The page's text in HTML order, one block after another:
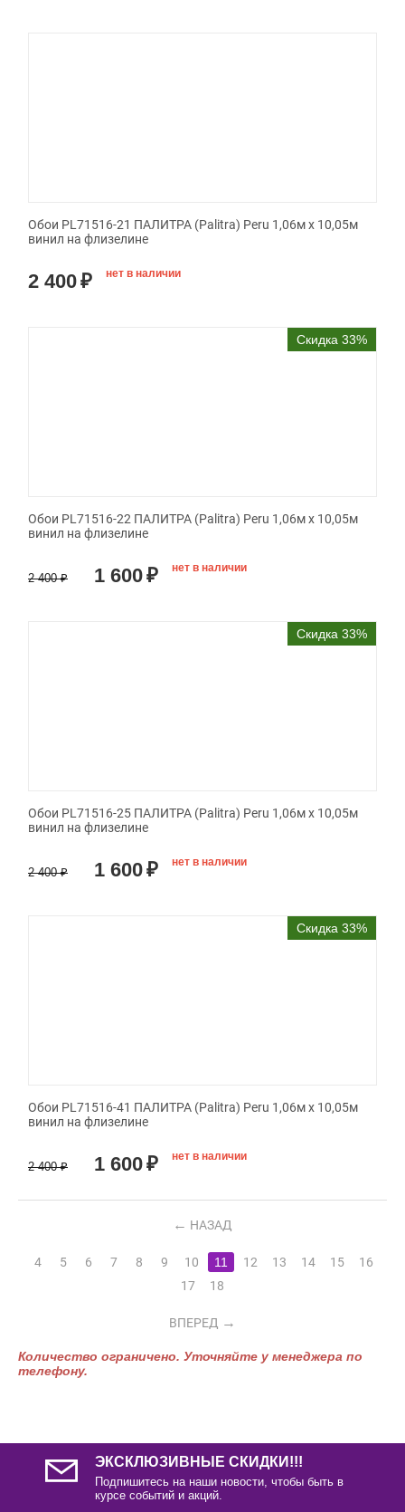
Обои PL71516-21 ПАЛИТРА (Palitra) Peru 1,06м х 10,05м
винил на флизелине
2 400₽ нет в наличии
Скидка 33%
Обои PL71516-22 ПАЛИТРА (Palitra) Peru 1,06м х 10,05м
винил на флизелине
2 400 ₽ 1 600₽ нет в наличии
Скидка 33%
Обои PL71516-25 ПАЛИТРА (Palitra) Peru 1,06м х 10,05м
винил на флизелине
2 400 ₽ 1 600₽ нет в наличии
Скидка 33%
Обои PL71516-41 ПАЛИТРА (Palitra) Peru 1,06м х 10,05м
винил на флизелине
2 400 ₽ 1 600₽ нет в наличии
НАЗАД
4 5 6 7 8 9 10 11 12 13 14 15
16
17
18
ВПЕРЕД
Количество ограничено. Уточняйте у менеджера по
телефону.
ЭКСКЛЮЗИВНЫЕ СКИДКИ!!!
Подпишитесь на наши новости, чтобы быть в
курсе событий и акций.